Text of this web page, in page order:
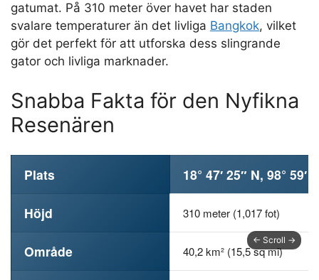
gatumat. På 310 meter över havet har staden
svalare temperaturer än det livliga Bangkok, vilket
gör det perfekt för att utforska dess slingrande
gator och livliga marknader.
Snabba Fakta för den Nyfikna
Resenären
Plats 18° 47′ 25″ N, 98° 59′
Höjd 310 meter (1,017 fot)
Område 40,2 km² (15,5 sq mi)